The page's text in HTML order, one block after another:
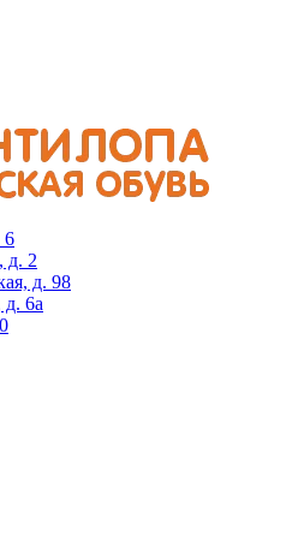
6
д. 2
д. 98
д. 6а